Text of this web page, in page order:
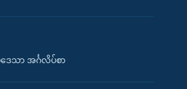
သာ အင်္ဂလိပ်စာ